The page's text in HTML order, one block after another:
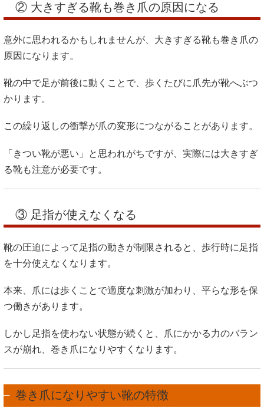
② 大きすぎる靴も巻き爪の原因になる
意外に思われるかもしれませんが、大きすぎる靴も巻き爪の
原因になります。
靴の中で足が前後に動くことで、歩くたびに爪先が靴へぶつ
かります。
この繰り返しの衝撃が爪の変形につながることがあります。
「きつい靴が悪い」と思われがちですが、実際には大きすぎ
る靴も注意が必要です。
③ 足指が使えなくなる
靴の圧迫によって足指の動きが制限されると、歩行時に足指
を十分使えなくなります。
本来、爪には歩くことで適度な刺激が加わり、平らな形を保
つ働きがあります。
しかし足指を使わない状態が続くと、爪にかかる力のバラン
スが崩れ、巻き爪になりやすくなります。
巻き爪になりやすい靴の特徴